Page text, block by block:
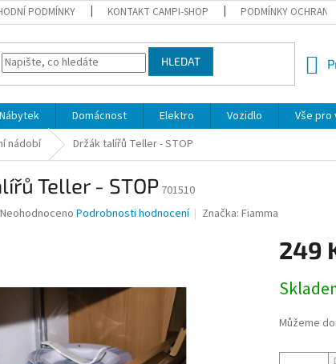
PODMÍNKY KONTAKT CAMPI-SHOP PODMÍNKY OCHRANY
HLEDAT
Nábytek Domácnost Elektro Vozidlo Vše pro
nádobí Držák talířů Teller - STOP
Teller - STOP701510
Průměrné
hvězdiček.
Neohodnoceno Podrobnosti hodnocení Značka:Fiamma
249
cena:
Můžeme